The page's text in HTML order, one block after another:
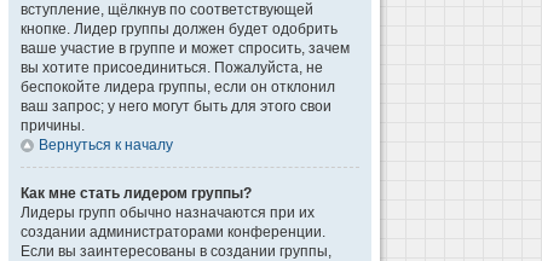
вступление, щёлкнув по соответствующей
кнопке. Лидер группы должен будет одобрить
ваше участие в группе и может спросить, зачем
вы хотите присоединиться. Пожалуйста, не
беспокойте лидера группы, если он отклонил
ваш запрос; у него могут быть для этого свои
причины.
Вернуться к началу
Как мне стать лидером группы?
Лидеры групп обычно назначаются при их
создании администраторами конференции.
Если вы заинтересованы в создании группы,